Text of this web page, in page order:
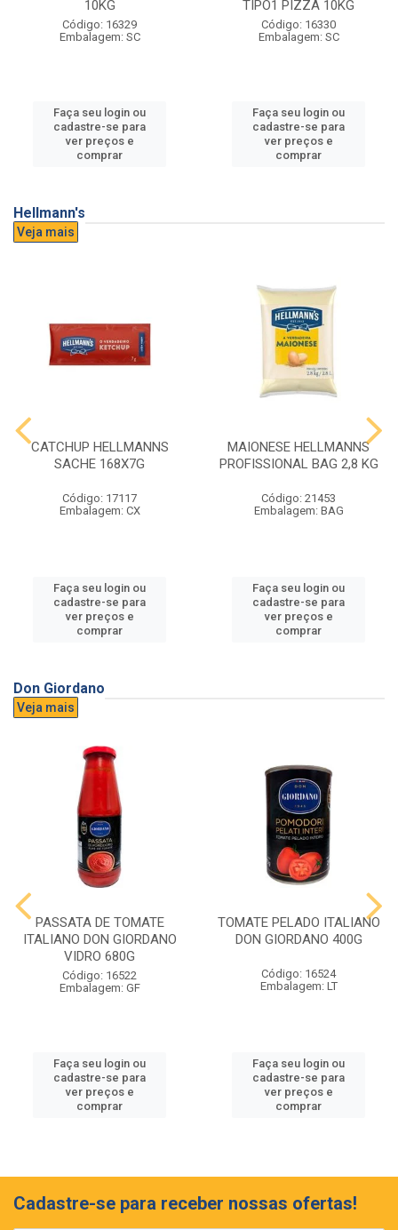
10KG
Código: 16329
Embalagem: SC
Faça seu login ou
cadastre-se para
ver preços e
comprar
TIPO1 PIZZA 10KG
Código: 16330
Embalagem: SC
Faça seu login ou
cadastre-se para
ver preços e
comprar
Hellmann's
Veja mais
CATCHUP HELLMANNS
SACHE 168X7G
Código: 17117
Embalagem: CX
Faça seu login ou
cadastre-se para
ver preços e
comprar
MAIONESE HELLMANNS
PROFISSIONAL BAG 2,8 KG
Código: 21453
Embalagem: BAG
Faça seu login ou
cadastre-se para
ver preços e
comprar
Don Giordano
Veja mais
PASSATA DE TOMATE
ITALIANO DON GIORDANO
VIDRO 680G
Código: 16522
Embalagem: GF
Faça seu login ou
cadastre-se para
ver preços e
comprar
TOMATE PELADO ITALIANO
DON GIORDANO 400G
Código: 16524
Embalagem: LT
Faça seu login ou
cadastre-se para
ver preços e
comprar
Cadastre-se para receber nossas ofertas!